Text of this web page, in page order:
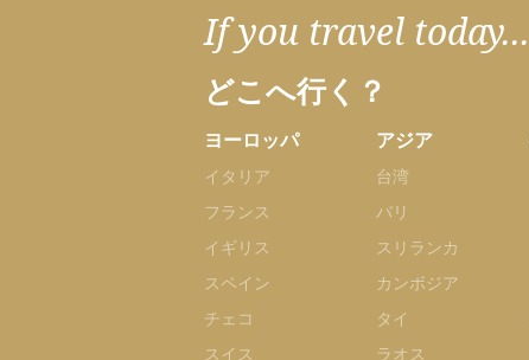
If you travel today...
どこへ行く？
ヨーロッパ
イタリア
フランス
イギリス
スペイン
チェコ
スイス
アジア
台湾
バリ
スリランカ
カンボジア
タイ
ラオス